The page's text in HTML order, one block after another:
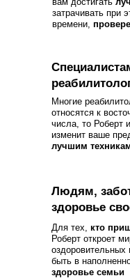
затрачивать при
времени,
Многие
относятся к
числа, то Роберт
изменит ваше
лучшим
Людям,
здоровье
Для тех, кто
Роберт откроет
оздоровительных
быть в
здоровье семьи